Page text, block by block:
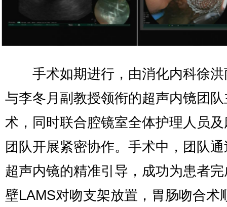
手术如期进行，由消化内科徐洪
与李冬月副教授领衔的超声内镜团
术，同时联合腔镜室全体护理人员
团队开展紧密协作。手术中，团队
超声内镜的精准引导，成功为患者
壁LAMS对吻支架放置，胃肠吻合术